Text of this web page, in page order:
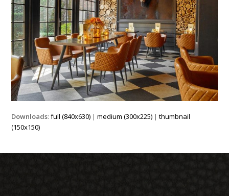
Downloads:full (840x630) |medium (300x225) |thumbnail
(150x150)